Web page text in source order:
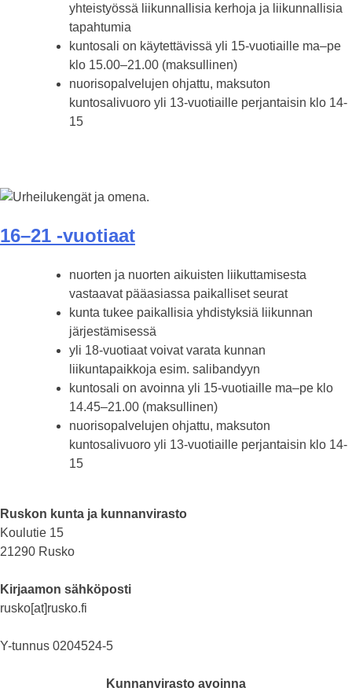
yhteistyössä liikunnallisia kerhoja ja liikunnallisia
tapahtumia
kuntosali on käytettävissä yli 15-vuotiaille ma–pe
klo 15.00–21.00 (maksullinen)
nuorisopalvelujen ohjattu, maksuton
kuntosalivuoro yli 13-vuotiaille perjantaisin klo 14-
15
16–21 -vuotiaat
nuorten ja nuorten aikuisten liikuttamisesta
vastaavat pääasiassa paikalliset seurat
kunta tukee paikallisia yhdistyksiä liikunnan
järjestämisessä
yli 18-vuotiaat voivat varata kunnan
liikuntapaikkoja esim. salibandyyn
kuntosali on avoinna yli 15-vuotiaille ma–pe klo
14.45–21.00 (maksullinen)
nuorisopalvelujen ohjattu, maksuton
kuntosalivuoro yli 13-vuotiaille perjantaisin klo 14-
15
Ruskon kunta ja kunnanvirasto
Koulutie 15
21290 Rusko
Kirjaamon sähköposti
rusko[at]rusko.fi
Y-tunnus 0204524-5
Kunnanvirasto avoinna